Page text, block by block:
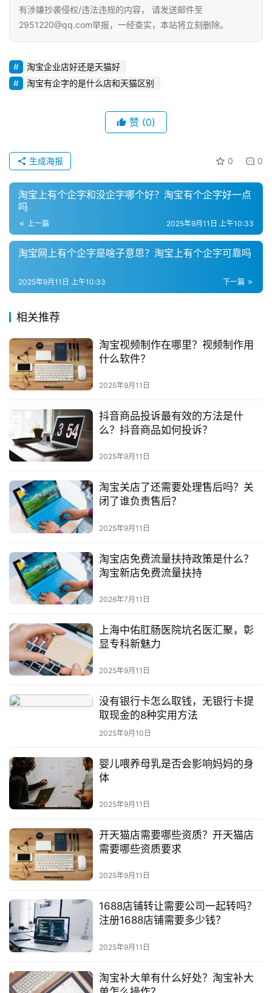
有涉嫌抄袭侵权/违法违规的内容， 请发送邮件至
2951220@qq.com举报，一经查实，本站将立刻删除。
淘宝企业店好还是天猫好
淘宝有企字的是什么店和天猫区别
赞 (0)
0 0
生成海报
淘宝上有个企字和没企字哪个好？淘宝有个企字好一点
吗
上一篇 2025年9月11日 上午10:33
淘宝网上有个企字是啥子意思？淘宝上有个企字可靠吗
下一篇
2025年9月11日 上午10:33
相关推荐
淘宝视频制作在哪里？视频制作用
什么软件？
2025年9月11日
抖音商品投诉最有效的方法是什
么？抖音商品如何投诉？
2025年9月11日
淘宝关店了还需要处理售后吗？关
闭了谁负责售后？
2025年9月11日
淘宝店免费流量扶持政策是什么？
淘宝新店免费流量扶持
2026年7月11日
上海中佑肛肠医院坑名医汇聚，彰
显专科新魅力
2025年9月11日
没有银行卡怎么取钱，无银行卡提
取现金的8种实用方法
2025年9月10日
婴儿喂养母乳是否会影响妈妈的身
体
2025年9月11日
开天猫店需要哪些资质？开天猫店
需要哪些资质要求
2025年9月11日
1688店铺转让需要公司一起转吗？
注册1688店铺需要多少钱？
2025年9月11日
淘宝补大单有什么好处？淘宝补大